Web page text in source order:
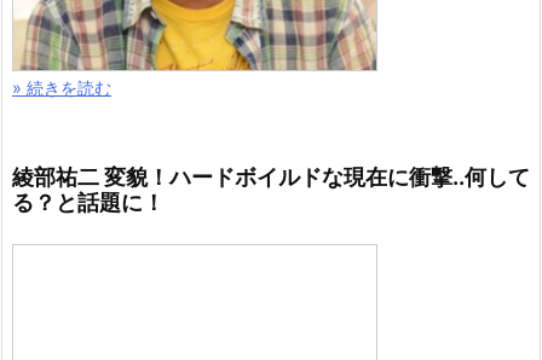
» 続きを読む
綾部祐二 変貌！ハードボイルドな現在に衝撃..何して
る？と話題に！